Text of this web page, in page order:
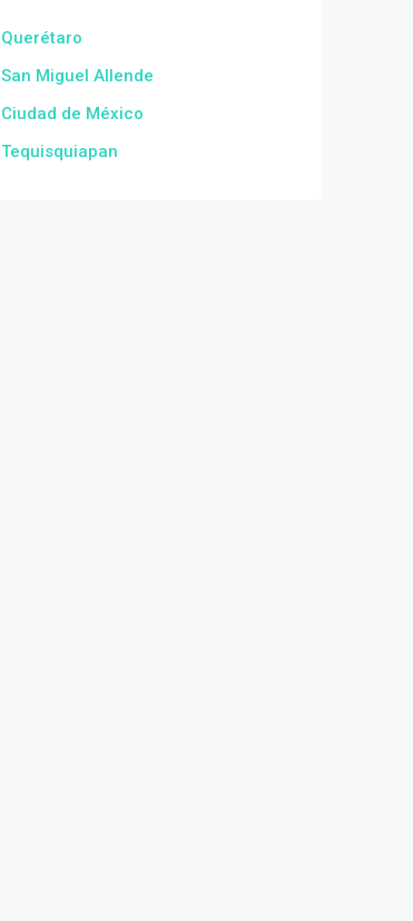
Querétaro
San Miguel Allende
Ciudad de México
Tequisquiapan